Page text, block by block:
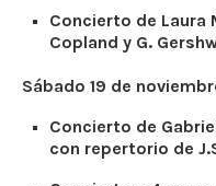
Concierto de Laura
Copland y G.
Sábado 19 de
Concierto de
con repertorio de